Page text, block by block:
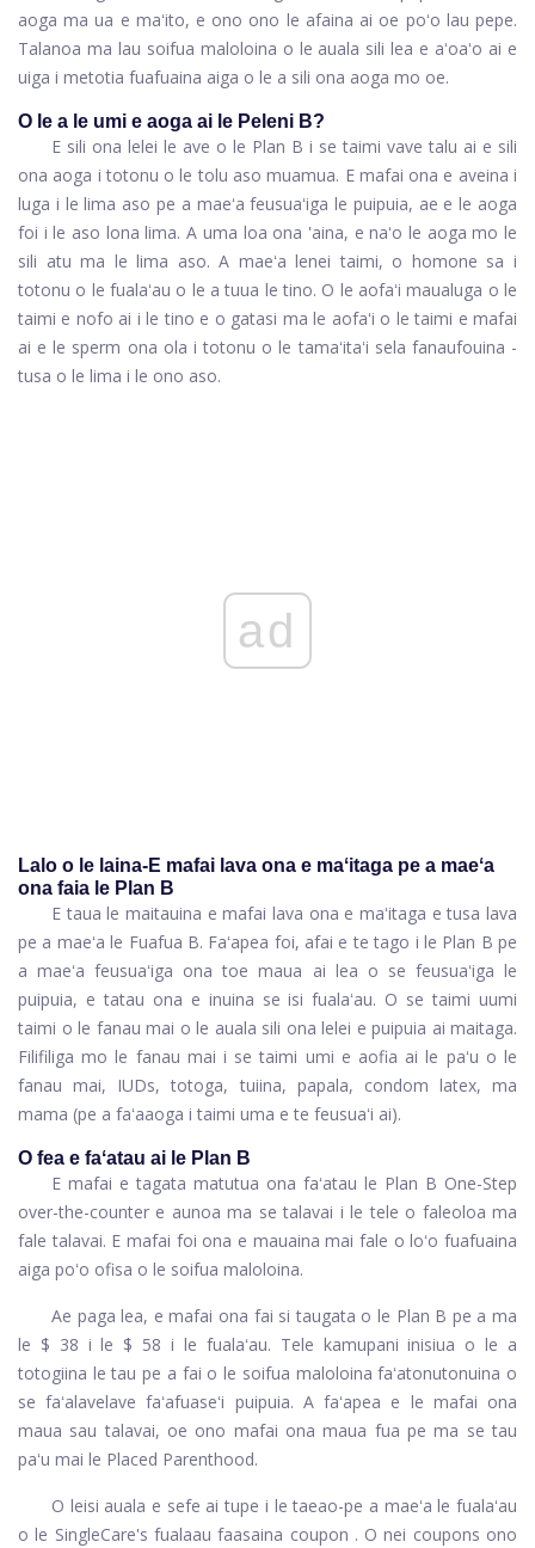
aoga ma ua e maʻito, e ono ono le afaina ai oe poʻo lau pepe.
Talanoa ma lau soifua maloloina o le auala sili lea e aʻoaʻo ai e
uiga i metotia fuafuaina aiga o le a sili ona aoga mo oe.
O le a le umi e aoga ai le Peleni B?
E sili ona lelei le ave o le Plan B i se taimi vave talu ai e sili
ona aoga i totonu o le tolu aso muamua. E mafai ona e aveina i
luga i le lima aso pe a maeʻa feusuaʻiga le puipuia, ae e le aoga
foi i le aso lona lima. A uma loa ona 'aina, e naʻo le aoga mo le
sili atu ma le lima aso. A maeʻa lenei taimi, o homone sa i
totonu o le fualaʻau o le a tuua le tino. O le aofaʻi maualuga o le
taimi e nofo ai i le tino e o gatasi ma le aofaʻi o le taimi e mafai
ai e le sperm ona ola i totonu o le tamaʻitaʻi sela fanaufouina -
tusa o le lima i le ono aso.
ad
Lalo o le laina-E mafai lava ona e maʻitaga pe a maeʻa
ona faia le Plan B
E taua le maitauina e mafai lava ona e maʻitaga e tusa lava
pe a maeʻa le Fuafua B. Faʻapea foi, afai e te tago i le Plan B pe
a maeʻa feusuaʻiga ona toe maua ai lea o se feusuaʻiga le
puipuia, e tatau ona e inuina se isi fualaʻau. O se taimi uumi
taimi o le fanau mai o le auala sili ona lelei e puipuia ai maitaga.
Filifiliga mo le fanau mai i se taimi umi e aofia ai le paʻu o le
fanau mai, IUDs, totoga, tuiina, papala, condom latex, ma
mama (pe a faʻaaoga i taimi uma e te feusuaʻi ai).
O fea e faʻatau ai le Plan B
E mafai e tagata matutua ona faʻatau le Plan B One-Step
over-the-counter e aunoa ma se talavai i le tele o faleoloa ma
fale talavai. E mafai foi ona e mauaina mai fale o loʻo fuafuaina
aiga poʻo ofisa o le soifua maloloina.
Ae paga lea, e mafai ona fai si taugata o le Plan B pe a ma
le $ 38 i le $ 58 i le fualaʻau. Tele kamupani inisiua o le a
totogiina le tau pe a fai o le soifua maloloina faʻatonutonuina o
se faʻalavelave faʻafuaseʻi puipuia. A faʻapea e le mafai ona
maua sau talavai, oe ono mafai ona maua fua pe ma se tau
paʻu mai le Placed Parenthood.
O leisi auala e sefe ai tupe i le taeao-pe a maeʻa le fualaʻau
o le SingleCare's fualaau faasaina coupon . O nei coupons ono